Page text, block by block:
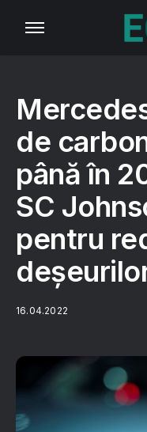
de
până în
SC
pentru
16.04.2022